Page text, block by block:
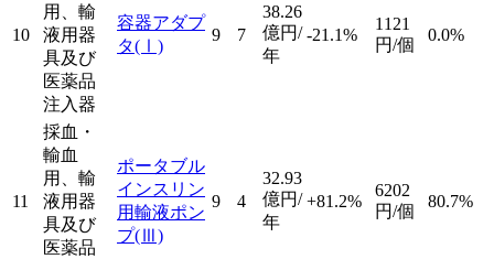
10
用、輸
液用器
具及び
医薬品
注入器
容器アダプ
タ(Ⅰ)
9 7
38.26
億円/
年
-21.1%
1121
円/個
0.0%
11
採血・
輸血
用、輸
液用器
具及び
医薬品
ポータブル
インスリン
用輸液ポン
プ(Ⅲ)
9 4
32.93
億円/
年
+81.2%
6202
円/個
80.7%